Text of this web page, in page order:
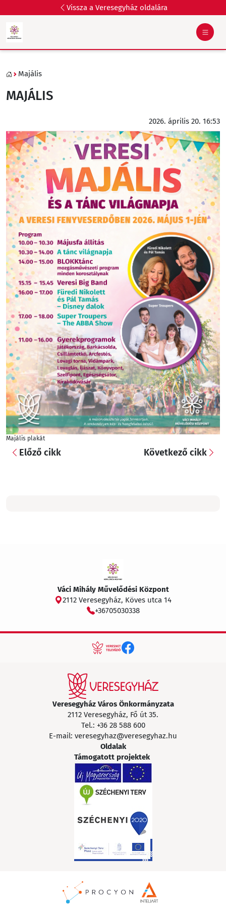
Vissza a Veresegyház oldalára
Majális
MAJÁLIS
2026. április 20. 16:53
Majális plakát
Előző cikk Következő cikk
Váci Mihály Művelődési Központ
2112 Veresegyház, Köves utca 14
+36705030338
Veresegyház Város Önkormányzata
2112 Veresegyház, Fő út 35.
Tel.: +36 28 588 600
E-mail: veresegyhaz@veresegyhaz.hu
Oldalak
Támogatott projektek